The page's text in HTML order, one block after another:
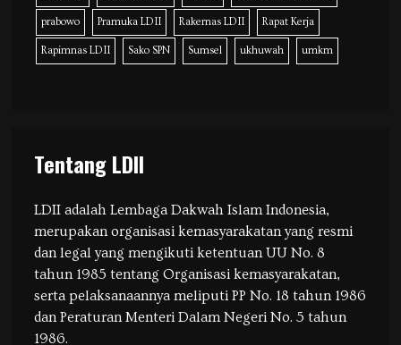
prabowo Pramuka LDII Rakernas LDII Rapat Kerja
Rapimnas LDII Sako SPN Sumsel ukhuwah umkm
Tentang LDII
LDII adalah Lembaga Dakwah Islam Indonesia,
merupakan organisasi kemasyarakatan yang resmi
dan legal yang mengikuti ketentuan UU No. 8
tahun 1985 tentang Organisasi kemasyarakatan,
serta pelaksanaannya meliputi PP No. 18 tahun 1986
dan Peraturan Menteri Dalam Negeri No. 5 tahun
1986.